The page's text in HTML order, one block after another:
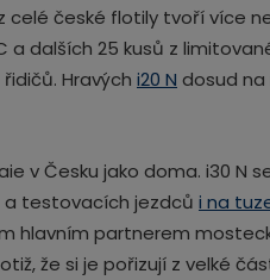
celé české flotily tvoří více
dalších 25 kusů z
Hravých i20 N dosud na
v Česku jako doma. i30 N
a testovacích jezdců i na
hlavním partnerem
že si je pořizují z velké